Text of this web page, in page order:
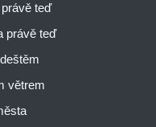
teď
právě teď
větrem